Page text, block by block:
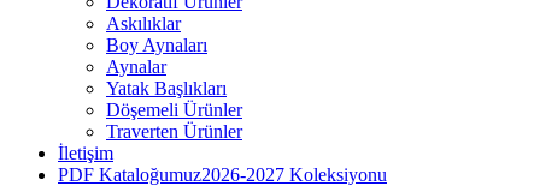
Askılıklar
Boy Aynaları
Aynalar
Yatak Başlıkları
Döşemeli Ürünler
Traverten Ürünler
İletişim
PDF Kataloğumuz2026-2027 Koleksiyonu